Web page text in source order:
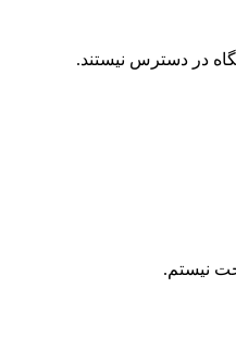
در دسترس نیستند.
نیستم.